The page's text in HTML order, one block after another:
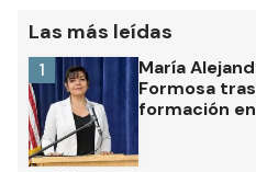
Las más leídas
María
Formosa
formación
1